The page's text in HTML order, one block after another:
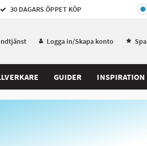
30 DAGARS ÖPPET KÖP
Logga in/Skapa konto
GUIDER INSPIRATION